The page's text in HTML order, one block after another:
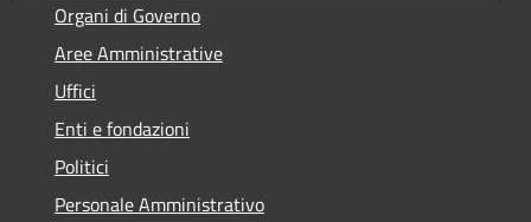
Organi di Governo
Aree Amministrative
Uffici
Enti e fondazioni
Politici
Personale Amministrativo